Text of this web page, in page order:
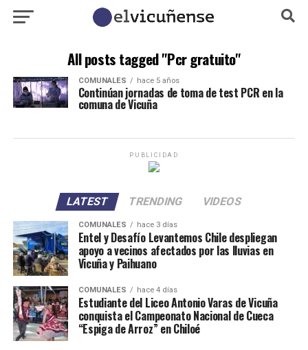
All posts tagged "Pcr gratuito"
COMUNALES hace 5 años
Continúan jornadas de toma de test PCR en la
comuna de Vicuña
PUBLICIDAD
LATEST TRENDING VIDEOS
COMUNALES hace 3 días
Entel y Desafío Levantemos Chile despliegan
apoyo a vecinos afectados por las lluvias en
Vicuña y Paihuano
COMUNALES hace 4 días
Estudiante del Liceo Antonio Varas de Vicuña
conquista el Campeonato Nacional de Cueca
“Espiga de Arroz” en Chiloé